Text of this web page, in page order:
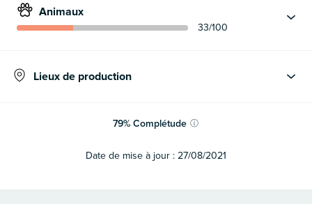
Animaux
33/100
Lieux de production
79% Complétude ⓘ
Date de mise à jour : 27/08/2021